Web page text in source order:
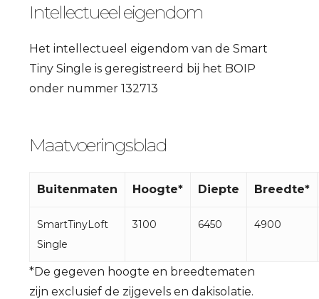
Intellectueel eigendom
Het intellectueel eigendom van de Smart
Tiny Single is geregistreerd bij het BOIP
onder nummer 132713
Maatvoeringsblad
Buitenmaten Hoogte* Diepte Breedte*
SmartTinyLoft
Single
3100 6450 4900
*De gegeven hoogte en breedtematen
zijn exclusief de zijgevels en dakisolatie.